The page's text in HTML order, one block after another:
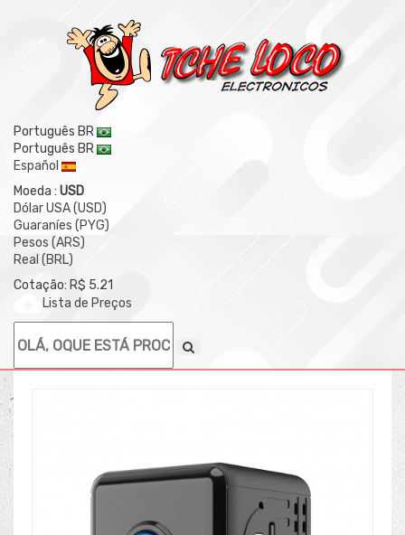
Português BR
Português BR
Español
Moeda : USD
Dólar USA (USD)
Guaraníes (PYG)
Pesos (ARS)
Real (BRL)
Cotação: R$ 5.21
Lista de Preços